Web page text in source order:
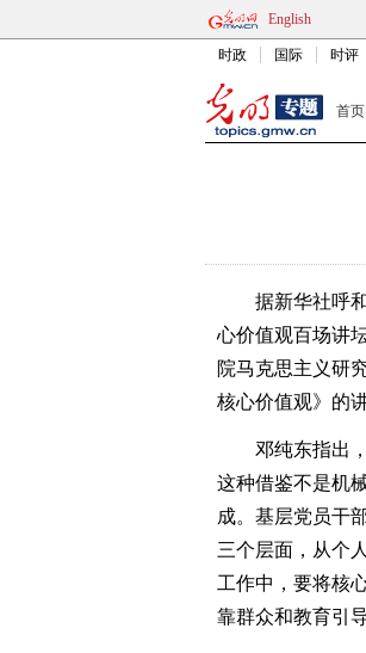
English
时政 国际 时评
首页
据新华社呼和
心价值观百场讲
院马克思主义研
核心价值观》的
邓纯东指出，
这种借鉴不是机
成。基层党员干
三个层面，从个
工作中，要将核
靠群众和教育引